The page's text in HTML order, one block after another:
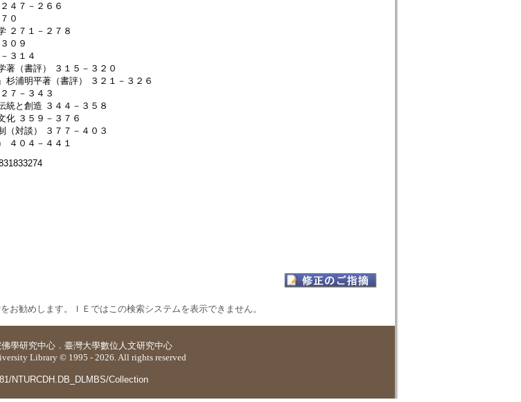
４７－２６６
０
２７１－２７８
０９
３１４
著（書評） ３１５－３２０
杉浦明平著（書評） ３２１－３２６
７－３４３
統と創造 ３４４－３５８
化 ３５９－３７６
（対談） ３７７－４０３
４０４－４４１
お勧めします。ＩＥではこの検索システムを表示できません。
學研究中心 ． 臺灣大學數位人文研究中心
Library © 1995 - 2026. All rights reserved
NTURCDH.DB_DLMBS/Collection